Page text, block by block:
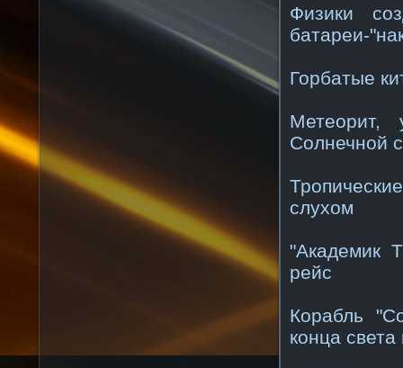
Физики
батареи-
Горбатые
Солнечной
слухом
"Академик
рейс
Корабль
конца